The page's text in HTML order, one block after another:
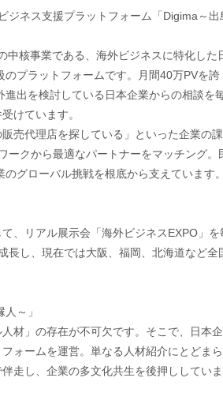
ジネス支援プラットフォーム「Digima～出
中核事業である、海外ビジネスに特化した
のプラットフォームです。月間40万PVを誇
進出を検討している日本企業からの相談を
けています。
売代理店を探している」といった企業の
ークから最適なパートナーをマッチング。
グローバル挑戦を根底から支えています。
、リアル展示会「海外ビジネスEXPO」を
長し、現在では大阪、福岡、北海道など全
～」
材」の存在が不可欠です。そこで、日本
ォームを運営。単なる人材紹介にとどまら
走し、企業の多文化共生を後押ししていま